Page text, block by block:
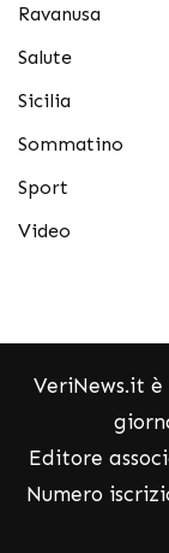
Ravanusa
Salute
Sicilia
Sommatino
Sport
Video
VeriNews.it
Editore
Numero